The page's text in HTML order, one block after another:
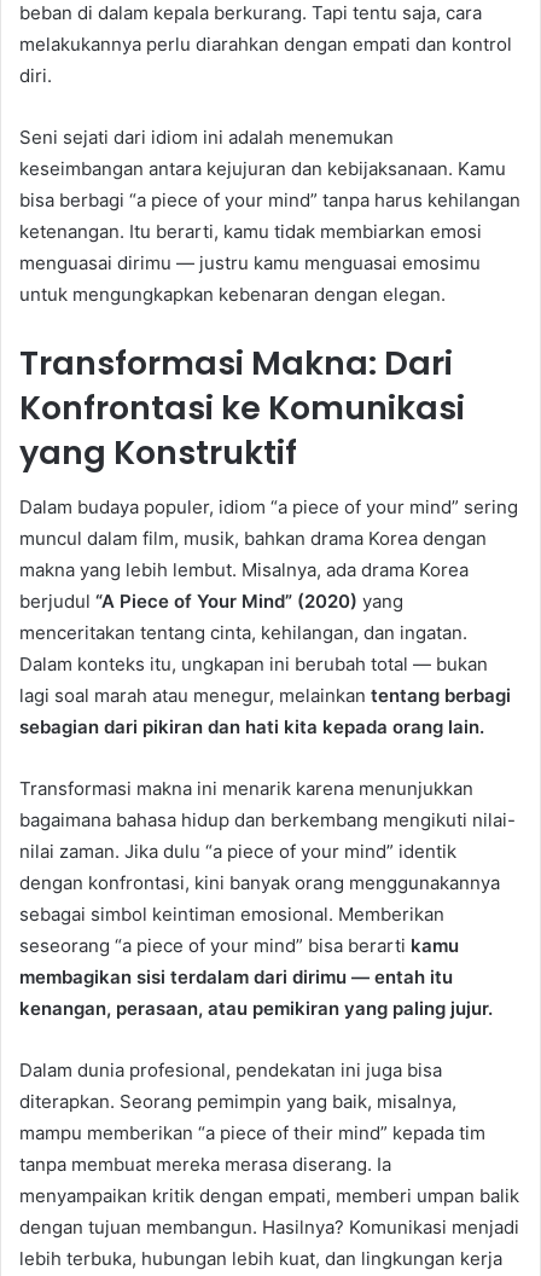
beban di dalam kepala berkurang. Tapi tentu saja, cara
melakukannya perlu diarahkan dengan empati dan kontrol
diri.
Seni sejati dari idiom ini adalah menemukan
keseimbangan antara kejujuran dan kebijaksanaan. Kamu
bisa berbagi “a piece of your mind” tanpa harus kehilangan
ketenangan. Itu berarti, kamu tidak membiarkan emosi
menguasai dirimu — justru kamu menguasai emosimu
untuk mengungkapkan kebenaran dengan elegan.
Transformasi Makna: Dari
Konfrontasi ke Komunikasi
yang Konstruktif
Dalam budaya populer, idiom “a piece of your mind” sering
muncul dalam film, musik, bahkan drama Korea dengan
makna yang lebih lembut. Misalnya, ada drama Korea
berjudul “A Piece of Your Mind” (2020) yang
menceritakan tentang cinta, kehilangan, dan ingatan.
Dalam konteks itu, ungkapan ini berubah total — bukan
lagi soal marah atau menegur, melainkan tentang berbagi
sebagian dari pikiran dan hati kita kepada orang lain.
Transformasi makna ini menarik karena menunjukkan
bagaimana bahasa hidup dan berkembang mengikuti nilai-
nilai zaman. Jika dulu “a piece of your mind” identik
dengan konfrontasi, kini banyak orang menggunakannya
sebagai simbol keintiman emosional. Memberikan
seseorang “a piece of your mind” bisa berarti kamu
membagikan sisi terdalam dari dirimu — entah itu
kenangan, perasaan, atau pemikiran yang paling jujur.
Dalam dunia profesional, pendekatan ini juga bisa
diterapkan. Seorang pemimpin yang baik, misalnya,
mampu memberikan “a piece of their mind” kepada tim
tanpa membuat mereka merasa diserang. Ia
menyampaikan kritik dengan empati, memberi umpan balik
dengan tujuan membangun. Hasilnya? Komunikasi menjadi
lebih terbuka, hubungan lebih kuat, dan lingkungan kerja